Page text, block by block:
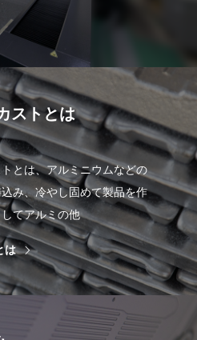
ストとは
とは、アルミニウムなどの
み、冷やし固めて製品を作
てアルミの他
は